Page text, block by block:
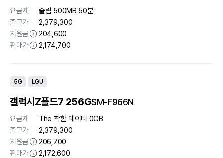
요금제
슬림 500MB 50분
출고가
2,379,300
지원금
204,600
판매가
2,174,700
5G LGU
갤럭시Z폴드7 256GSM-F966N
요금제
The 착한 데이터 0GB
출고가
2,379,300
지원금
206,700
판매가
2,172,600